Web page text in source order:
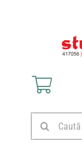
Răsaduri